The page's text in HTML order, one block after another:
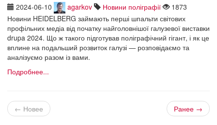
2024-06-10 agarkov Новини поліграфії
1873
Новини HEIDELBERG займають перші шпальти світових
профільних медіа від початку найголовнішої галузевої виставки
drupa 2024. Що ж такого підготував поліграфічний гігант, і як це
вплине на подальший розвиток галузі — розповідаємо та
аналізуємо разом із вами.
Подробнее...
← Новее Ранее →